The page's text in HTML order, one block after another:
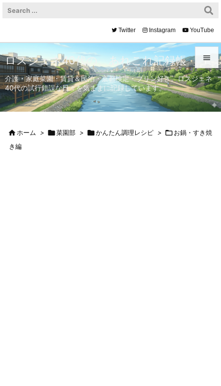


メニュ

サイド

Twitter Instagram YouTube
ロスジェネ40代の、あれこれ記録帳
介護・家庭菜園・賃貸＆民泊・京都検定・プリン好き。ロスジェネ
40代の試行錯誤な日々を気ままに記録しています。
ホーム > 菜園部 > かんたん調理レシピ > お鍋・すき焼
き編